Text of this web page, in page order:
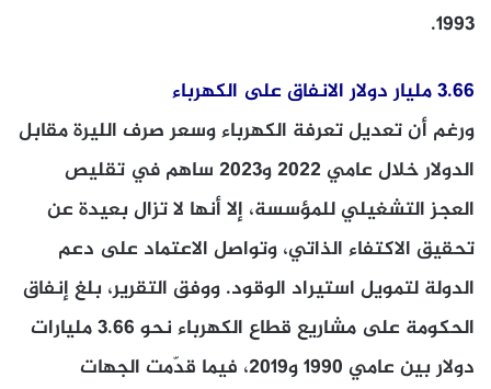
1993.
3.66 مليار دولار الانفاق على الكهرباء
ورغم أن تعديل تعرفة الكهرباء وسعر صرف الليرة مقابل
الدولار خلال عامي 2022 و2023 ساهم في تقليص
العجز التشغيلي للمؤسسة، إلا أنها لا تزال بعيدة عن
تحقيق الاكتفاء الذاتي، وتواصل الاعتماد على دعم
الدولة لتمويل استيراد الوقود. ووفق التقرير، بلغ إنفاق
الحكومة على مشاريع قطاع الكهرباء نحو 3.66 مليارات
دولار بين عامي 1990 و2019، فيما قدّمت الجهات